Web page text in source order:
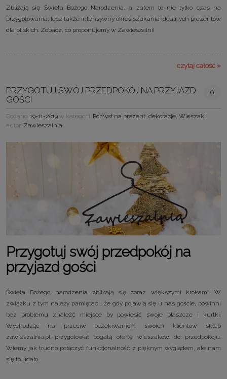
Zbliżają się Święta Bożego Narodzenia, a zatem to nie tylko czas na
przygotowania, lecz także intensywny okres szukania idealnych prezentów
dla bliskich. Zobacz, co proponujemy w Zawieszalni!
czytaj całość »
PRZYGOTUJ SWÓJ PRZEDPOKÓJ NA PRZYJAZD
GOŚCI
0
Dodano: 19-11-2019 w kategorii: Pomysł na prezent, dekoracje, Wieszaki
autor: Zawieszalnia
Przygotuj swój przedpokój na
przyjazd gości
Święta Bożego narodzenia zbliżają się coraz większymi krokami. W
związku z tym należy pamiętać , że gdy pojawią się u nas goście, powinni
bez problemu znaleźć miejsce by powiesić swoje płaszcze i kurtki.
Wychodząc na przeciw oczekiwaniom swoich klientów sklep
zawieszalnia.pl przygotował bogatą ofertę wieszaków do przedpokoju.
Wiemy jak trudno połączyć funkcjonalność z pięknym wyglądem, ale nam
się to udało.